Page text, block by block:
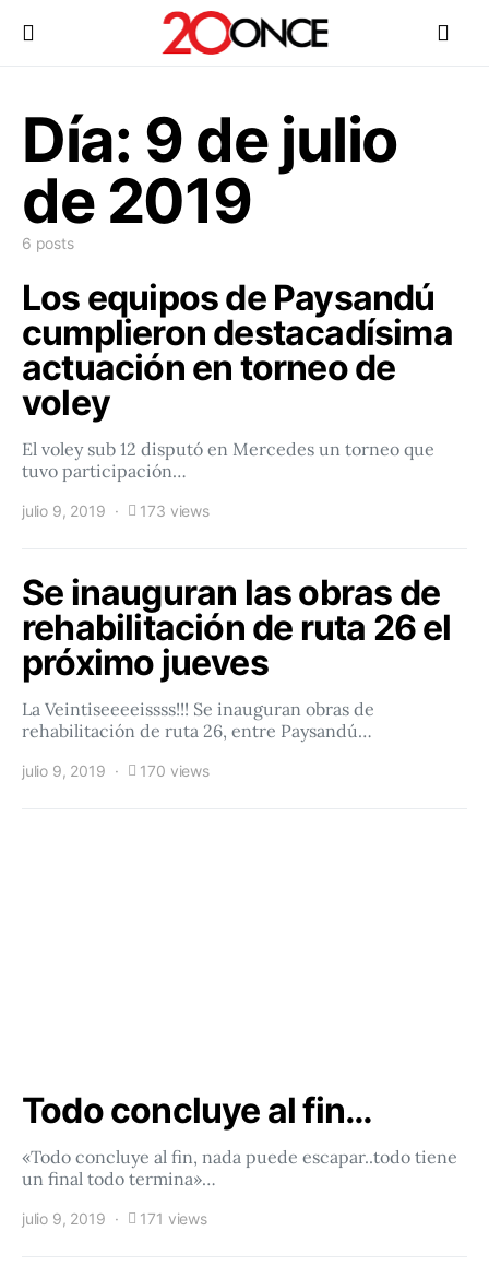
Día: 9 de julio
de 2019
6 posts
Los equipos de Paysandú
cumplieron destacadísima
actuación en torneo de
voley
El voley sub 12 disputó en Mercedes un torneo que
tuvo participación…
julio 9, 2019 173 views
Se inauguran las obras de
rehabilitación de ruta 26 el
próximo jueves
La Veintiseeeeissss!!! Se inauguran obras de
rehabilitación de ruta 26, entre Paysandú…
julio 9, 2019 170 views
Todo concluye al fin…
«Todo concluye al fin, nada puede escapar..todo tiene
un final todo termina»…
julio 9, 2019 171 views